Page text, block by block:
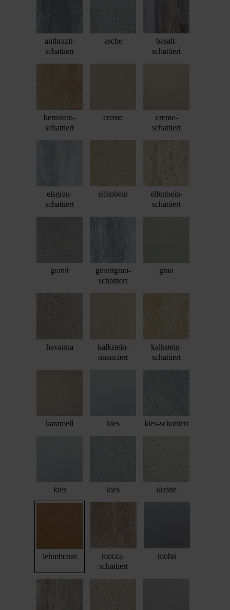
anthrazit-
schattiert
asche
basalt-
schattiert
bernstein-
schattiert
creme
creme-
schattiert
eisgrau-
schattiert
elfenbein
elfenbein-
schattiert
granit
granitgrau-
schattiert
grau
havanna
kalkstein-
nuanciert
kalkstein-
schattiert
karamell kies kies-schattiert
kies kies kreide
lehmbraun
mocca-
schattiert
mohn